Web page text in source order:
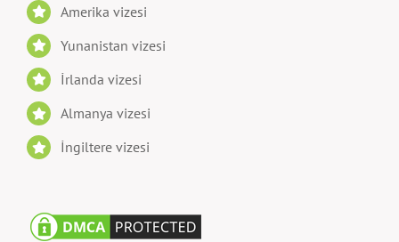
Amerika vizesi
Yunanistan vizesi
İrlanda vizesi
Almanya vizesi
İngiltere vizesi